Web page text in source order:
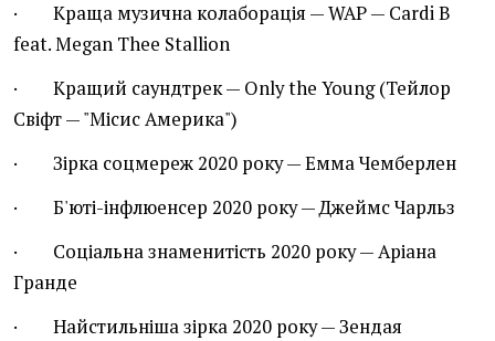
· Краща музична колаборація — WAP — Cardi B
feat. Megan Thee Stallion
· Кращий саундтрек — Only the Young (Тейлор
Свіфт — "Місис Америка")
· Зірка соцмереж 2020 року — Емма Чемберлен
· Б'юті-інфлюенсер 2020 року — Джеймс Чарльз
· Соціальна знаменитість 2020 року — Аріана
Гранде
· Найстильніша зірка 2020 року — Зендая